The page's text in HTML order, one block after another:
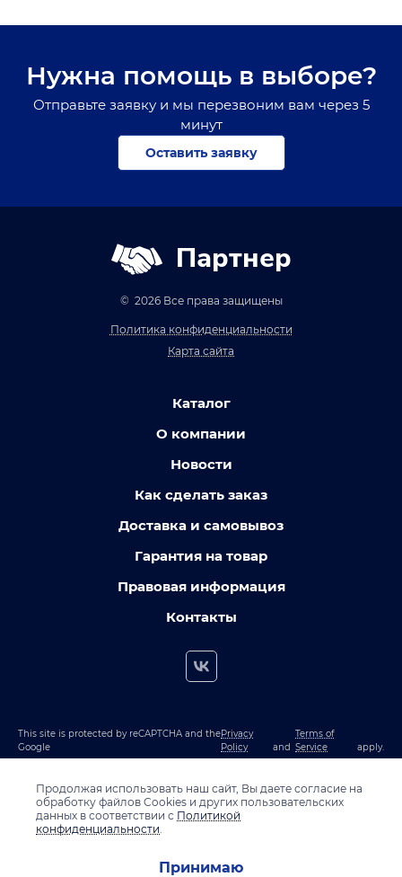
Нужна помощь в выборе?
Отправьте заявку и мы перезвоним вам через 5
минут
Оставить заявку
Партнер
© 2026 Все права защищены
Политика конфиденциальности
Карта сайта
Каталог
О компании
Новости
Как сделать заказ
Доставка и самовывоз
Гарантия на товар
Правовая информация
Контакты
This site is protected by reCAPTCHA and the
Google
Privacy
Policy
and
Terms of
Service
apply.
Продолжая использовать наш сайт, Вы даете согласие на
обработку файлов Cookies и других пользовательских
данных в соответствии с Политикой
конфиденциальности.
Принимаю